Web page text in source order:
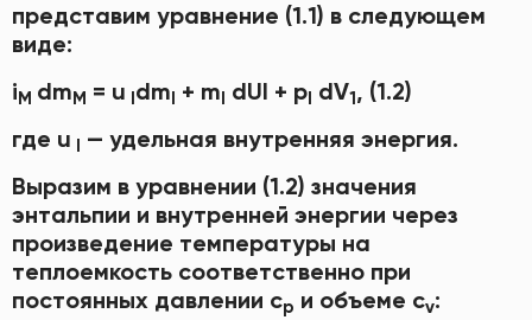
представим уравнение (1.1) в следующем
виде:
iM dmM = u ldml + ml dUl + рl dV1, (1.2)
где u l — удельная внутренняя энергия.
Выразим в уравнении (1.2) значения
энтальпии и внутренней энергии через
произведение температуры на
теплоемкость соответственно при
постоянных давлении ср и объеме сv: